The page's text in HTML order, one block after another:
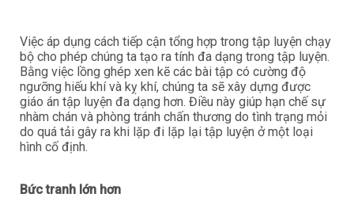
Việc áp dụng cách tiếp cận tổng hợp trong tập luyện chạy
bộ cho phép chúng ta tạo ra tính đa dạng trong tập luyện.
Bằng việc lồng ghép xen kẽ các bài tập có cường độ
ngưỡng hiếu khí và kỵ khí, chúng ta sẽ xây dựng được
giáo án tập luyện đa dạng hơn. Điều này giúp hạn chế sự
nhàm chán và phòng tránh chấn thương do tình trạng mỏi
do quá tải gây ra khi lặp đi lặp lại tập luyện ở một loại
hình cố định.
Bức tranh lớn hơn